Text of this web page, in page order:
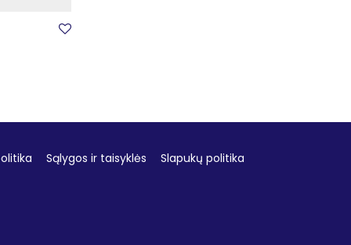
Sąlygos ir taisyklės Slapukų politika